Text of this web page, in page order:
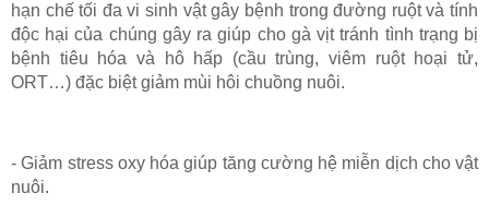
hạn chế tối đa vi sinh vật gây bệnh trong đường ruột và tính
độc hại của chúng gây ra giúp cho gà vịt tránh tình trạng bị
bệnh tiêu hóa và hô hấp (cầu trùng, viêm ruột hoại tử,
ORT…) đặc biệt giảm mùi hôi chuồng nuôi.
- Giảm stress oxy hóa giúp tăng cường hệ miễn dịch cho vật
nuôi.